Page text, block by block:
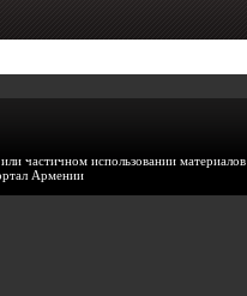
частичном использовании
Армении